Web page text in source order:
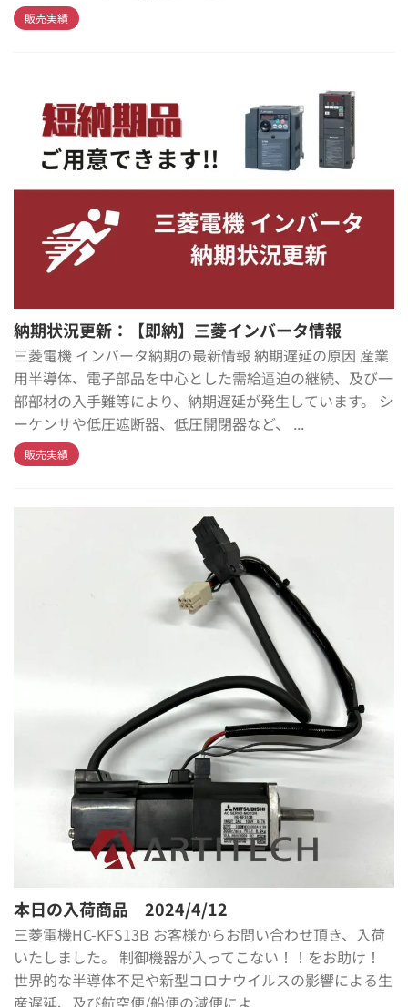
販売実績
納期状況更新：【即納】三菱インバータ情報
三菱電機 インバータ納期の最新情報 納期遅延の原因 産業
用半導体、電子部品を中心とした需給逼迫の継続、及び一
部部材の入手難等により、納期遅延が発生しています。 シ
ーケンサや低圧遮断器、低圧開閉器など、 ...
販売実績
本日の入荷商品 2024/4/12
三菱電機HC-KFS13B お客様からお問い合わせ頂き、入荷
いたしました。 制御機器が入ってこない！！をお助け！
世界的な半導体不足や新型コロナウイルスの影響による生